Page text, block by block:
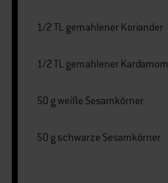
1/2 TL gemahlener Koriander
1/2 TL gemahlener Kardamom
50 g weiße Sesamkörner
50 g schwarze Sesamkörner